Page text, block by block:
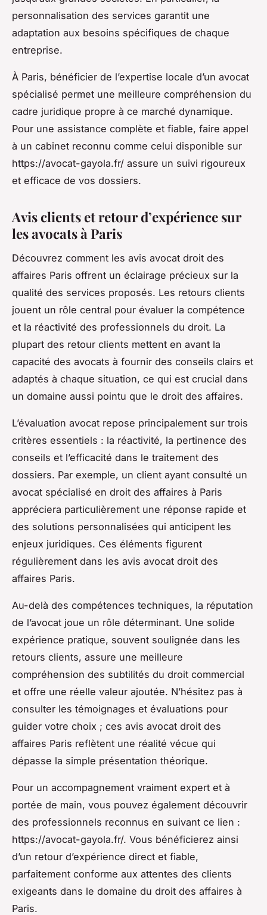
personnalisation des services garantit une
adaptation aux besoins spécifiques de chaque
entreprise.
À Paris, bénéficier de l’expertise locale d’un avocat
spécialisé permet une meilleure compréhension du
cadre juridique propre à ce marché dynamique.
Pour une assistance complète et fiable, faire appel
à un cabinet reconnu comme celui disponible sur
https://avocat-gayola.fr/ assure un suivi rigoureux
et efficace de vos dossiers.
Avis clients et retour d’expérience sur
les avocats à Paris
Découvrez comment les avis avocat droit des
affaires Paris offrent un éclairage précieux sur la
qualité des services proposés. Les retours clients
jouent un rôle central pour évaluer la compétence
et la réactivité des professionnels du droit. La
plupart des retour clients mettent en avant la
capacité des avocats à fournir des conseils clairs et
adaptés à chaque situation, ce qui est crucial dans
un domaine aussi pointu que le droit des affaires.
L’évaluation avocat repose principalement sur trois
critères essentiels : la réactivité, la pertinence des
conseils et l’efficacité dans le traitement des
dossiers. Par exemple, un client ayant consulté un
avocat spécialisé en droit des affaires à Paris
appréciera particulièrement une réponse rapide et
des solutions personnalisées qui anticipent les
enjeux juridiques. Ces éléments figurent
régulièrement dans les avis avocat droit des
affaires Paris.
Au-delà des compétences techniques, la réputation
de l’avocat joue un rôle déterminant. Une solide
expérience pratique, souvent soulignée dans les
retours clients, assure une meilleure
compréhension des subtilités du droit commercial
et offre une réelle valeur ajoutée. N’hésitez pas à
consulter les témoignages et évaluations pour
guider votre choix ; ces avis avocat droit des
affaires Paris reflètent une réalité vécue qui
dépasse la simple présentation théorique.
Pour un accompagnement vraiment expert et à
portée de main, vous pouvez également découvrir
des professionnels reconnus en suivant ce lien :
https://avocat-gayola.fr/. Vous bénéficierez ainsi
d’un retour d’expérience direct et fiable,
parfaitement conforme aux attentes des clients
exigeants dans le domaine du droit des affaires à
Paris.